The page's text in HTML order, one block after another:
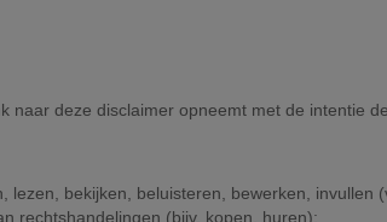
deze disclaimer opneemt met de intentie
bekijken, beluisteren, bewerken, invullen
rechtshandelingen (bijv. kopen, huren);